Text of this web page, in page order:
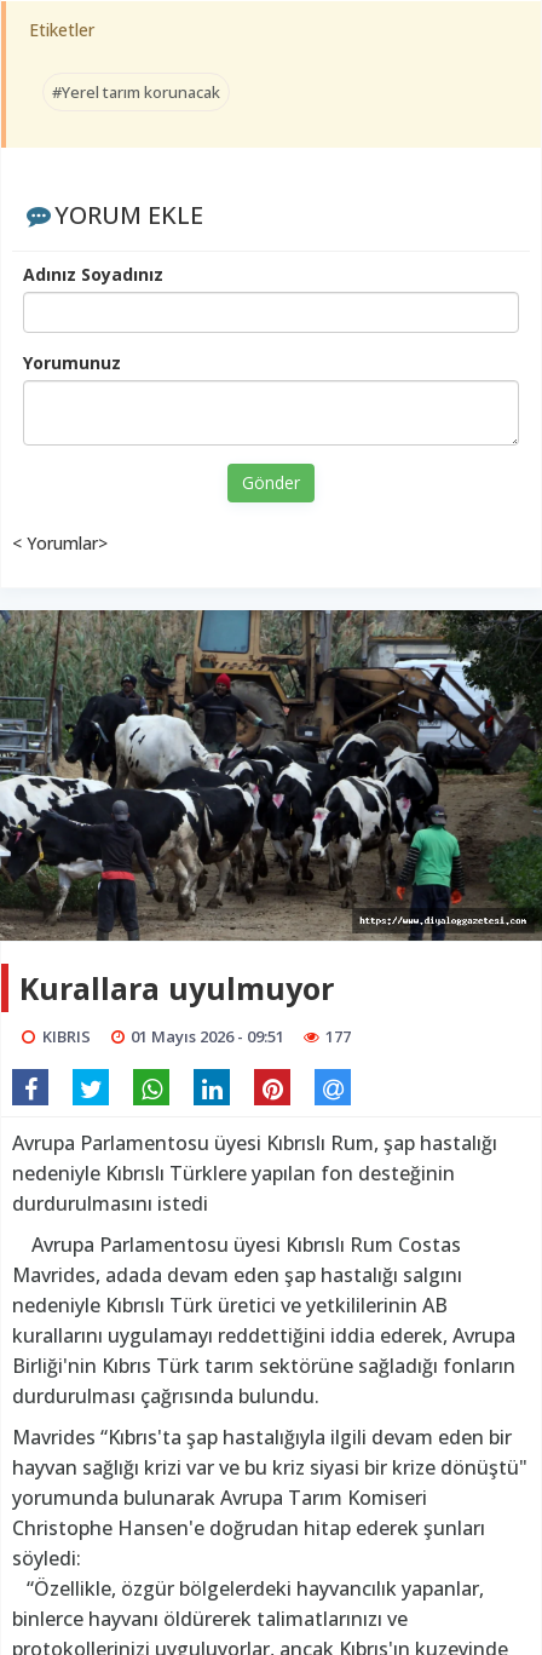
Etiketler
#Yerel tarım korunacak
YORUM EKLE
Adınız Soyadınız
Yorumunuz
Gönder
< Yorumlar>
Kurallara uyulmuyor
KIBRIS 01 Mayıs 2026 - 09:51 177
Avrupa Parlamentosu üyesi Kıbrıslı Rum, şap hastalığı
nedeniyle Kıbrıslı Türklere yapılan fon desteğinin
durdurulmasını istedi
Avrupa Parlamentosu üyesi Kıbrıslı Rum Costas
Mavrides, adada devam eden şap hastalığı salgını
nedeniyle Kıbrıslı Türk üretici ve yetkililerinin AB
kurallarını uygulamayı reddettiğini iddia ederek, Avrupa
Birliği'nin Kıbrıs Türk tarım sektörüne sağladığı fonların
durdurulması çağrısında bulundu.
Mavrides “Kıbrıs'ta şap hastalığıyla ilgili devam eden bir
hayvan sağlığı krizi var ve bu kriz siyasi bir krize dönüştü"
yorumunda bulunarak Avrupa Tarım Komiseri
Christophe Hansen'e doğrudan hitap ederek şunları
söyledi:
“Özellikle, özgür bölgelerdeki hayvancılık yapanlar,
binlerce hayvanı öldürerek talimatlarınızı ve
protokollerinizi uyguluyorlar, ancak Kıbrıs'ın kuzeyinde